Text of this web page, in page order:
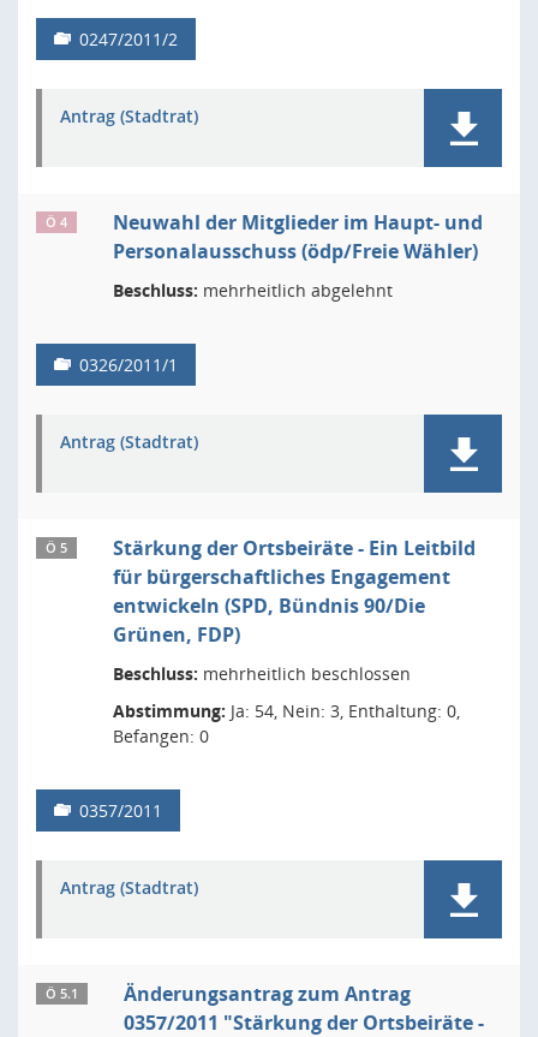
0247/2011/2
Antrag (Stadtrat)
Ö 4
Neuwahl der Mitglieder im Haupt- und
Personalausschuss (ödp/Freie Wähler)
Beschluss: mehrheitlich abgelehnt
0326/2011/1
Antrag (Stadtrat)
Ö 5
Stärkung der Ortsbeiräte - Ein Leitbild
für bürgerschaftliches Engagement
entwickeln (SPD, Bündnis 90/Die
Grünen, FDP)
Beschluss: mehrheitlich beschlossen
Abstimmung: Ja: 54, Nein: 3, Enthaltung: 0,
Befangen: 0
0357/2011
Antrag (Stadtrat)
Ö 5.1
Änderungsantrag zum Antrag
0357/2011 "Stärkung der Ortsbeiräte -